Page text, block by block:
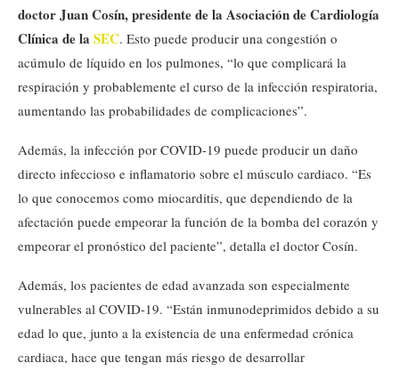
doctor Juan Cosín, presidente de la Asociación de Cardiología
Clínica de la SEC. Esto puede producir una congestión o
acúmulo de líquido en los pulmones, “lo que complicará la
respiración y probablemente el curso de la infección respiratoria,
aumentando las probabilidades de complicaciones”.
Además, la infección por COVID-19 puede producir un daño
directo infeccioso e inflamatorio sobre el músculo cardiaco. “Es
lo que conocemos como miocarditis, que dependiendo de la
afectación puede empeorar la función de la bomba del corazón y
empeorar el pronóstico del paciente”, detalla el doctor Cosín.
Además, los pacientes de edad avanzada son especialmente
vulnerables al COVID-19. “Están inmunodeprimidos debido a su
edad lo que, junto a la existencia de una enfermedad crónica
cardiaca, hace que tengan más riesgo de desarrollar